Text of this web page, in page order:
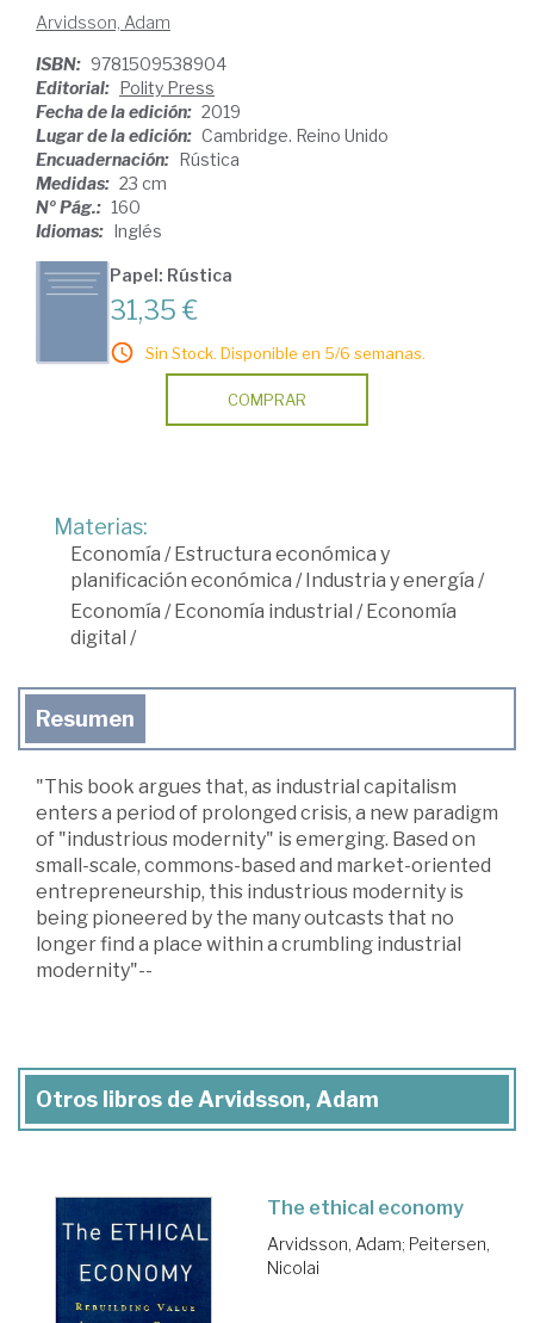
Arvidsson, Adam
ISBN: 9781509538904
Editorial: Polity Press
Fecha de la edición: 2019
Lugar de la edición: Cambridge. Reino Unido
Encuadernación: Rústica
Medidas: 23 cm
Nº Pág.: 160
Idiomas: Inglés
Papel: Rústica
31,35 €
Sin Stock. Disponible en 5/6 semanas.
COMPRAR
Materias:
Economía /Estructura económica y
planificación económica /Industria y energía /
Economía /Economía industrial /Economía
digital /
Resumen
"This book argues that, as industrial capitalism
enters a period of prolonged crisis, a new paradigm
of "industrious modernity" is emerging. Based on
small-scale, commons-based and market-oriented
entrepreneurship, this industrious modernity is
being pioneered by the many outcasts that no
longer find a place within a crumbling industrial
modernity"--
Otros libros de Arvidsson, Adam
The ethical economy
Arvidsson, Adam; Peitersen,
Nicolai